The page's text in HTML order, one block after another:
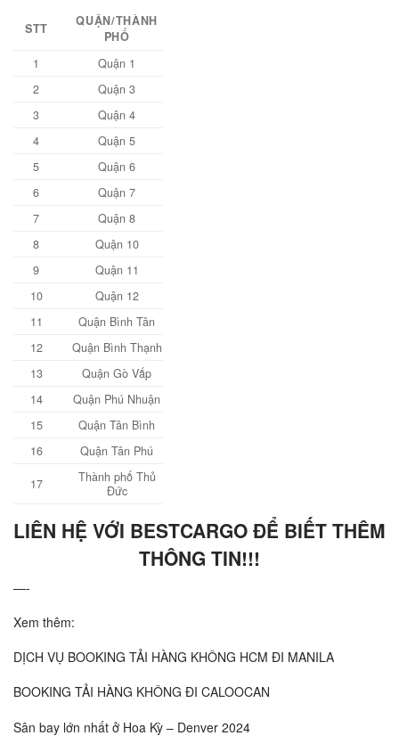
STT
QUẬN/THÀNH
PHỐ
1
Quận 1
2
Quận 3
3
Quận 4
4
Quận 5
5
Quận 6
6
Quận 7
7
Quận 8
8
Quận 10
9
Quận 11
10
Quận 12
11
Quận Bình Tân
12
Quận Bình Thạnh
13
Quận Gò Vấp
14
Quận Phú Nhuận
15
Quận Tân Bình
16
Quận Tân Phú
17
Thành phố Thủ
Đức
LIÊN HỆ VỚI BESTCARGO ĐỂ BIẾT THÊM
THÔNG TIN!!!
—-
Xem thêm:
DỊCH VỤ BOOKING TẢI HÀNG KHÔNG HCM ĐI MANILA
BOOKING TẢI HÀNG KHÔNG ĐI CALOOCAN
Sân bay lớn nhất ở Hoa Kỳ – Denver 2024